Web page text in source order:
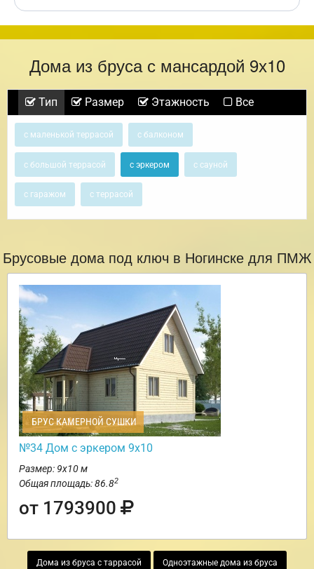
Дома из бруса с мансардой 9х10
Тип Размер Этажность Все
с маленькой террасой с балконом
с большой террасой с эркером с сауной
с гаражом с террасой
Брусовые дома под ключ в Ногинске для ПМЖ
БРУС КАМЕРНОЙ СУШКИ
№34 Дом с эркером 9х10
Размер: 9х10 м
Общая площадь: 86.82
от 1793900
Дома из бруса с таррасой Одноэтажные дома из бруса